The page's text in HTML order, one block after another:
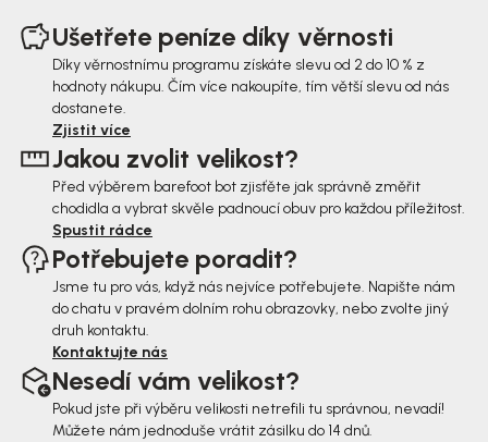
Ušetřete peníze díky věrnosti
Díky věrnostnímu programu získáte slevu od 2 do 10 % z
hodnoty nákupu. Čím více nakoupíte, tím větší slevu od nás
dostanete.
Zjistit více
Jakou zvolit velikost?
Před výběrem barefoot bot zjisťěte jak správně změřit
chodidla a vybrat skvěle padnoucí obuv pro každou příležitost.
Spustit rádce
Potřebujete poradit?
Jsme tu pro vás, když nás nejvíce potřebujete. Napište nám
do chatu v pravém dolním rohu obrazovky, nebo zvolte jiný
druh kontaktu.
Kontaktujte nás
Nesedí vám velikost?
Pokud jste při výběru velikosti netrefili tu správnou, nevadí!
Můžete nám jednoduše vrátit zásilku do 14 dnů.